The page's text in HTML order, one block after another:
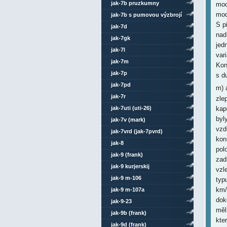
S
s
m)
jak-7b pruzkumny
jak-7b s pumovou výzbrojí
jak-7d
jak-7gk
jak-7l
jak-7m
jak-7p
jak-7pd
jak-7r
jak-7uti (uti-26)
jak-7v (mark)
jak-7vrd (jak-7pvrd)
jak-8
jak-9 (frank)
jak-9 kurjerskij
jak-9 m-106
jak-9 m-107a
jak-9-23
jak-9b (frank)
jak-9d (frank)